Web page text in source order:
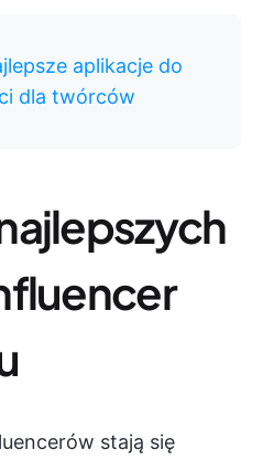
aplikacje do
dla twórców
stają się